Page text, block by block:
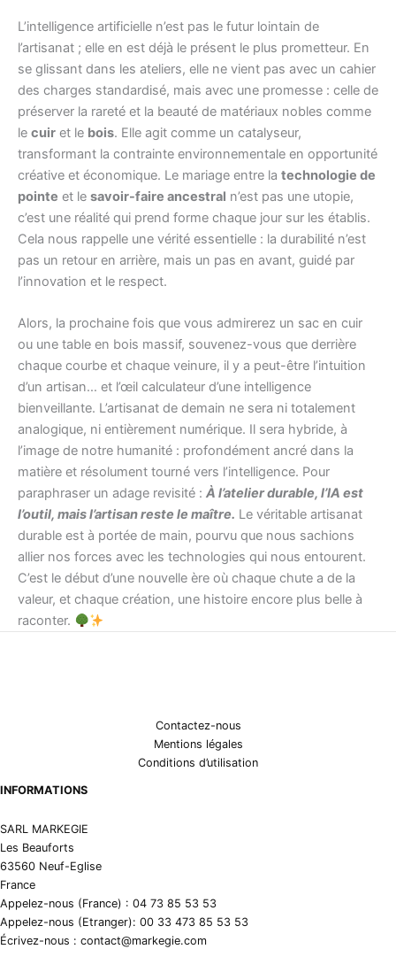
L’intelligence artificielle n’est pas le futur lointain de
l’artisanat ; elle en est déjà le présent le plus prometteur. En
se glissant dans les ateliers, elle ne vient pas avec un cahier
des charges standardisé, mais avec une promesse : celle de
préserver la rareté et la beauté de matériaux nobles comme
le cuir et le bois. Elle agit comme un catalyseur,
transformant la contrainte environnementale en opportunité
créative et économique. Le mariage entre la technologie de
pointe et le savoir-faire ancestral n’est pas une utopie,
c’est une réalité qui prend forme chaque jour sur les établis.
Cela nous rappelle une vérité essentielle : la durabilité n’est
pas un retour en arrière, mais un pas en avant, guidé par
l’innovation et le respect.
Alors, la prochaine fois que vous admirerez un sac en cuir
ou une table en bois massif, souvenez-vous que derrière
chaque courbe et chaque veinure, il y a peut-être l’intuition
d’un artisan… et l’œil calculateur d’une intelligence
bienveillante. L’artisanat de demain ne sera ni totalement
analogique, ni entièrement numérique. Il sera hybride, à
l’image de notre humanité : profondément ancré dans la
matière et résolument tourné vers l’intelligence. Pour
paraphraser un adage revisité : À l’atelier durable, l’IA est
l’outil, mais l’artisan reste le maître. Le véritable artisanat
durable est à portée de main, pourvu que nous sachions
allier nos forces avec les technologies qui nous entourent.
C’est le début d’une nouvelle ère où chaque chute a de la
valeur, et chaque création, une histoire encore plus belle à
raconter.
Contactez-nous
Mentions légales
Conditions d’utilisation
INFORMATIONS
SARL MARKEGIE
Les Beauforts
63560 Neuf-Eglise
France
Appelez-nous (France) : 04 73 85 53 53
Appelez-nous (Etranger): 00 33 473 85 53 53
Écrivez-nous : contact@markegie.com